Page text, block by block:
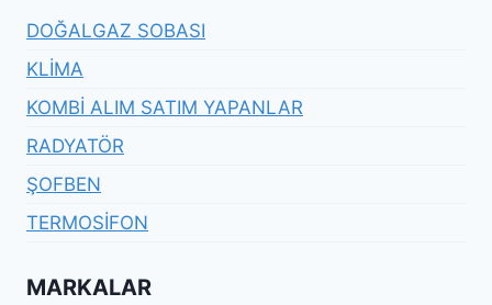
DOĞALGAZ SOBASI
KLİMA
KOMBİ ALIM SATIM YAPANLAR
RADYATÖR
ŞOFBEN
TERMOSİFON
MARKALAR